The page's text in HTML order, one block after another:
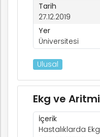
Tarih
27.12.2019
Yer
Üniversitesi
Ulusal
Ekg ve
İçerik
Hastalıklarda